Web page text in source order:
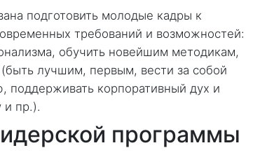
подготовить молодые кадры к
требований и возможностей:
обучить новейшим методикам,
(быть лучшим, первым, вести за собой
поддерживать корпоративный дух и
и пр.).
программы